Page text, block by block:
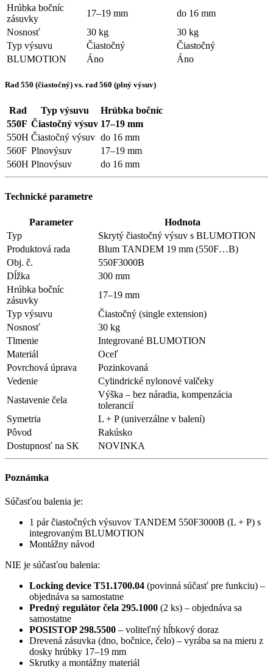
Hrúbka bočníc
zásuvky
17–19 mm
do 16 mm
Nosnosť
30 kg
30 kg
Typ výsuvu
Čiastočný
Čiastočný
BLUMOTION
Áno Áno
Rad 550 (čiastočný) vs. rad 560 (plný výsuv)
Rad Typ výsuvu
Hrúbka bočníc
550F Čiastočný výsuv 17–19 mm
550H Čiastočný výsuv do 16 mm
560F Plnovýsuv
17–19 mm
560H Plnovýsuv do 16 mm
Technické parametre
Parameter
Hodnota
Typ
Skrytý čiastočný výsuv s BLUMOTION
Produktová rada
Blum TANDEM 19 mm (550F…B)
Obj. č.
550F3000B
Dĺžka
300 mm
Hrúbka bočníc
zásuvky
17–19 mm
Typ výsuvu
Čiastočný (single extension)
Nosnosť
30 kg
Tlmenie
Integrované BLUMOTION
Materiál
Oceľ
Povrchová úprava
Pozinkovaná
Vedenie
Cylindrické nylonové valčeky
Nastavenie čela
Výška – bez náradia, kompenzácia
tolerancií
Symetria
L + P (univerzálne v balení)
Pôvod
Rakúsko
Dostupnosť na SK
NOVINKA
Poznámka
Súčasťou balenia je:
1 pár čiastočných výsuvov TANDEM 550F3000B (L + P) s
integrovaným BLUMOTION
Montážny návod
NIE je súčasťou balenia:
Locking device T51.1700.04 (povinná súčasť pre funkciu) –
objednáva sa samostatne
Predný regulátor čela 295.1000 (2 ks) – objednáva sa
samostatne
POSISTOP 298.5500 – voliteľný hĺbkový doraz
Drevená zásuvka (dno, bočnice, čelo) – vyrába sa na mieru z
dosky hrúbky 17–19 mm
Skrutky a montážny materiál